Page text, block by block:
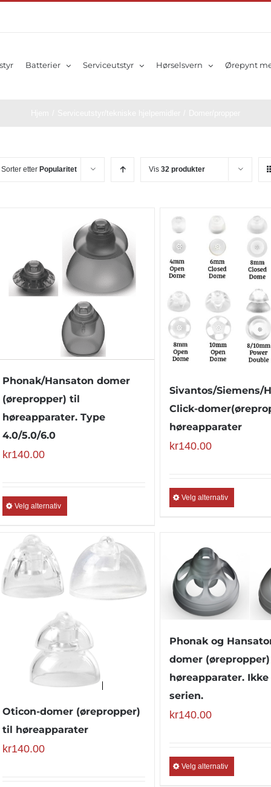
Batterier Serviceutstyr Hørselsvern Ørepynt
Sorter etter Popularitet Vis32 produkter
Phonak/Hansaton domer
(ørepropper) til
høreapparater. Type
4.0/5.0/6.0
kr140.00
Velg alternativ
Sivantos/Siemens/
Click-
høreapparater
kr140.00
Velg alternativ
Oticon-domer (ørepropper)
til høreapparater
kr140.00
Phonak og
domer
høreapparater. Ikke
serien.
kr140.00
Velg alternativ